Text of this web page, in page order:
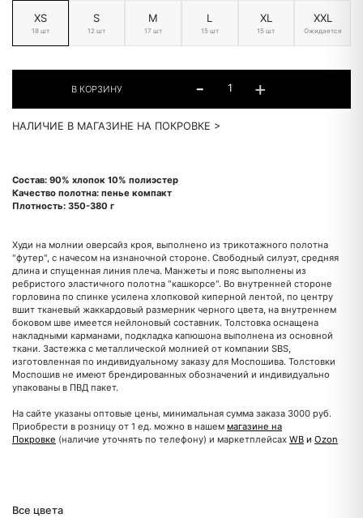
XS
18 шт
S
12 шт
M
17 шт
L
15 шт
XL
15 шт
XXL
Ожидается
НАЛИЧИЕ В МАГАЗИНЕ НА ПОКРОВКЕ >
Состав: 90% хлопок 10% полиэстер
Качество полотна: пенье компакт
Плотность: 350-380 г
Худи на молнии оверсайз кроя, выполнено из трикотажного полотна
"футер", с начесом на изнаночной стороне. Свободный силуэт, средняя
длина и спущенная линия плеча. Манжеты и пояс выполнены из
ребристого эластичного полотна "кашкорсе". Во внутренней стороне
горловина по спинке усилена хлопковой киперной лентой, по центру
вшит тканевый жаккардовый размерник черного цвета, на внутреннем
боковом шве имеется нейлоновый составник. Толстовка оснащена
накладными карманами, подкладка капюшона выполнена из основной
ткани. Застежка с металлической молнией от компании SBS,
изготовленная по индивидуальному заказу для Моспошива. Толстовки
Моспошив не имеют брендированных обозначений и индивидуально
упакованы в ПВД пакет.
На сайте указаны оптовые цены, минимальная сумма заказа 3000 руб.
Приобрести в розницу от 1 ед. можно в нашем магазине на
Покровке (наличие уточнять по телефону) и маркетплейсах WB и Ozon
Все цвета